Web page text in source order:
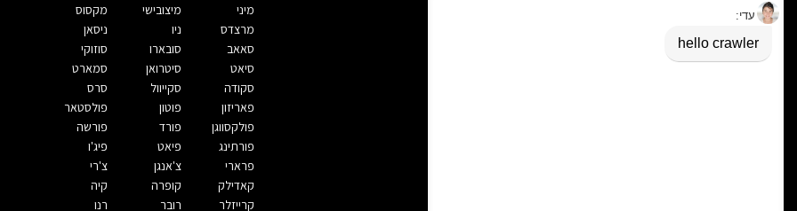
מיני
מיצובישי
מקסוס
מרצדס
ניו
ניסאן
סאאב
סובארו
סוזוקי
סיאט
סיטרואן
סמארט
סקודה
סקייוול
סרס
פאריזון
פוטון
פולסטאר
פולקסווגן
פורד
פורשה
פורתינג
פיאט
פיג'ו
פרארי
צ'אנגן
צ'רי
קאדילק
קופרה
קיה
קרייזלר
רובר רנו